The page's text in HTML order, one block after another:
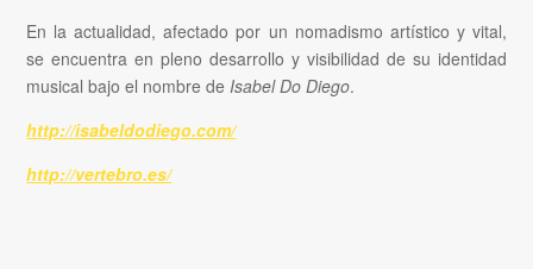
En la actualidad, afectado por un nomadismo artístico y vital,
se encuentra en pleno desarrollo y visibilidad de su identidad
musical bajo el nombre de Isabel Do Diego.
http://isabeldodiego.com/
http://vertebro.es/